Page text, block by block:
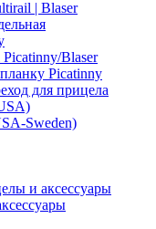
| Blaser
Blaser
Picatinny
для прицела
Sweden)
и аксессуары